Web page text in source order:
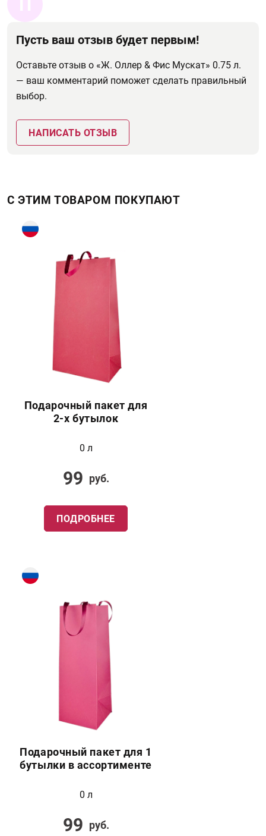
Пусть ваш отзыв будет первым!
Оставьте отзыв о «Ж. Оллер & Фис Мускат» 0.75 л.
— ваш комментарий поможет сделать правильный
выбор.
НАПИСАТЬ ОТЗЫВ
С ЭТИМ ТОВАРОМ ПОКУПАЮТ
Подарочный пакет для
2-х бутылок
0 л
99 руб.
ПОДРОБНЕЕ
Подарочный пакет для 1
бутылки в ассортименте
0 л
99 руб.